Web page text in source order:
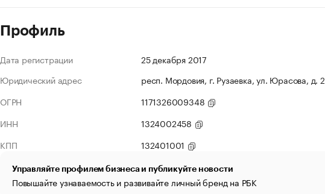
Профиль
Дата регистрации
25 декабря 2017
Юридический адрес
респ. Мордовия, г. Рузаевка, ул. Юрасова, д.
ОГРН
1171326009348
ИНН
1324002458
КПП
132401001
Управляйте профилем бизнеса и публикуйте новости
Повышайте узнаваемость и развивайте личный бренд на РБК